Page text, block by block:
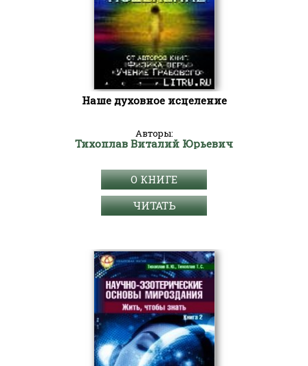
Наше духовное исцеление
Авторы:
Тихоплав Виталий Юрьевич
О КНИГЕ
ЧИТАТЬ